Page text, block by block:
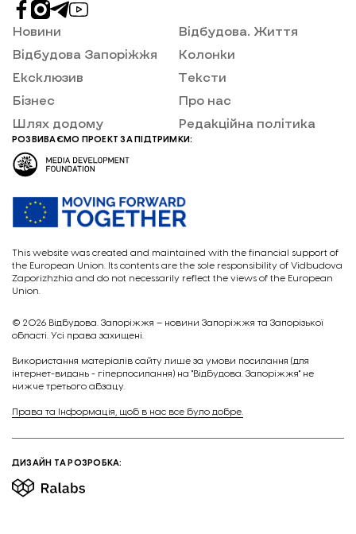
Новини
Відбудова Запоріжжя
Ексклюзив
Бізнес
Шлях додому
Відбудова. Життя
Колонки
Тексти
Про нас
Редакційна політика
РОЗВИВАЄМО ПРОЕКТ ЗА ПІДТРИМКИ:
This website was created and maintained with the financial support of
the European Union. Its contents are the sole responsibility of Vidbudova
Zaporizhzhia and do not necessarily reflect the views of the European
Union.
© 2026 Відбудова. Запоріжжя – новини Запоріжжя та Запорізької
області. Усі права захищені.
Викориcтання матеріалів сайту лише за умови посилання (для
інтернет-видань - гіперпосилання) на "Відбудова. Запоріжжя" не
нижче третього абзацу.
Права та Інформація, щоб в нас все було добре.
ДИЗАЙН ТА РОЗРОБКА: